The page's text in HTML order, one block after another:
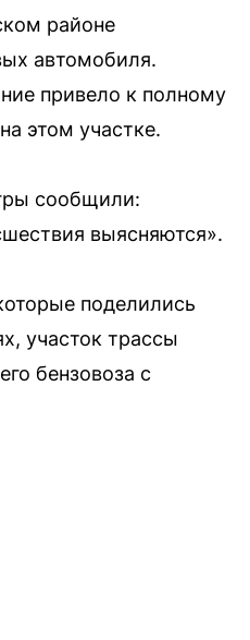
районе
автомобиля.
привело к полному
этом участке.
сообщили:
выясняются».
поделились
участок трассы
бензовоза с